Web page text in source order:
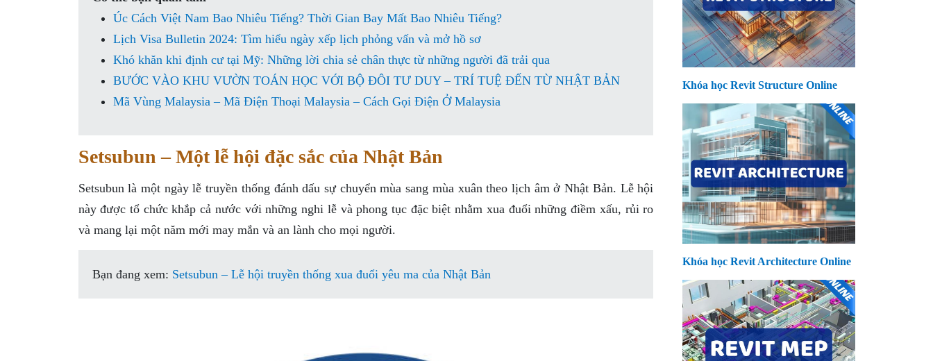
Úc Cách Việt Nam Bao Nhiêu Tiếng? Thời Gian Bay Mất Bao Nhiêu Tiếng?
Lịch Visa Bulletin 2024: Tìm hiểu ngày xếp lịch phỏng vấn và mở hồ sơ
Khó khăn khi định cư tại Mỹ: Những lời chia sẻ chân thực từ những người đã trải qua
BƯỚC VÀO KHU VƯỜN TOÁN HỌC VỚI BỘ ĐÔI TƯ DUY – TRÍ TUỆ ĐẾN TỪ NHẬT BẢN
Mã Vùng Malaysia – Mã Điện Thoại Malaysia – Cách Gọi Điện Ở Malaysia
Setsubun – Một lễ hội đặc sắc của Nhật Bản
Setsubun là một ngày lễ truyền thống đánh dấu sự chuyển mùa sang mùa xuân theo lịch âm ở Nhật Bản. Lễ hội
này được tổ chức khắp cả nước với những nghi lễ và phong tục đặc biệt nhằm xua đuổi những điềm xấu, rủi ro
và mang lại một năm mới may mắn và an lành cho mọi người.
Bạn đang xem: Setsubun – Lễ hội truyền thống xua đuổi yêu ma của Nhật Bản
Khóa học Revit Structure Online
Khóa học Revit Architecture Online